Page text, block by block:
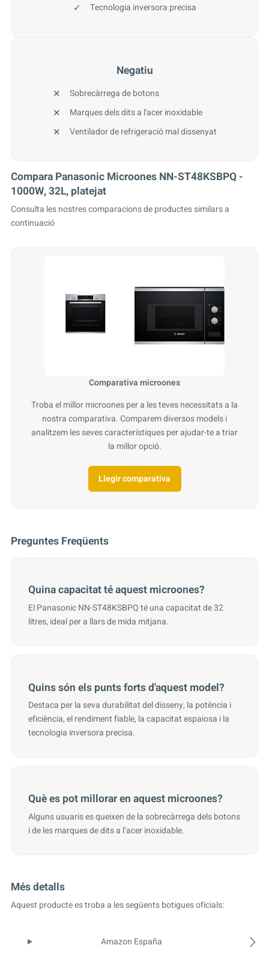
Tecnologia inversora precisa
Negatiu
Sobrecàrrega de botons
Marques dels dits a l'acer inoxidable
Ventilador de refrigeració mal dissenyat
Compara Panasonic Microones NN-ST48KSBPQ -
1000W, 32L, platejat
Consulta les nostres comparacions de productes similars a
continuació
Comparativa microones
Troba el millor microones per a les teves necessitats a la
nostra comparativa. Comparem diversos models i
analitzem les seves característiques per ajudar-te a triar
la millor opció.
Llegir comparativa
Preguntes Freqüents
Quina capacitat té aquest microones?
El Panasonic NN-ST48KSBPQ té una capacitat de 32
litres, ideal per a llars de mida mitjana.
Quins són els punts forts d'aquest model?
Destaca per la seva durabilitat del disseny, la potència i
eficiència, el rendiment fiable, la capacitat espaiosa i la
tecnologia inversora precisa.
Què es pot millorar en aquest microones?
Alguns usuaris es queixen de la sobrecàrrega dels botons
i de les marques de dits a l’acer inoxidable.
Més detalls
Aquest producte es troba a les següents botigues oficials:
Amazon España